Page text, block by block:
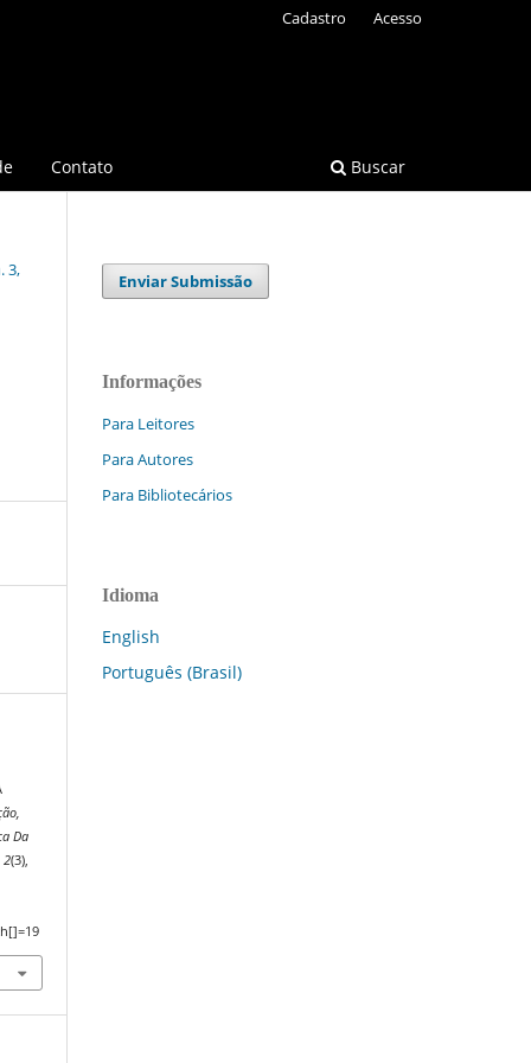
Contato Buscar
Cadastro Acesso
3,
Da
2(3),
Enviar Submissão
Informações
Para Leitores
Para Autores
Para Bibliotecários
Idioma
English
Português (Brasil)